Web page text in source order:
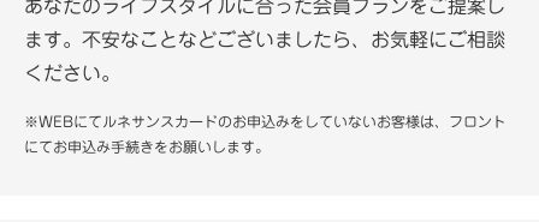
あなたのライフスタイルに合った会員プランをご提案し
ます。不安なことなどございましたら、お気軽にご相談
ください。
※WEBにてルネサンスカードのお申込みをしていないお客様は、フロント
にてお申込み手続きをお願いします。